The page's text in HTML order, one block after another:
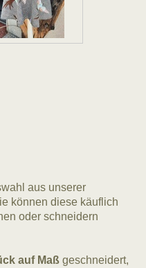
aus unserer
können diese käuflich
oder schneidern
auf Maß geschneidert,